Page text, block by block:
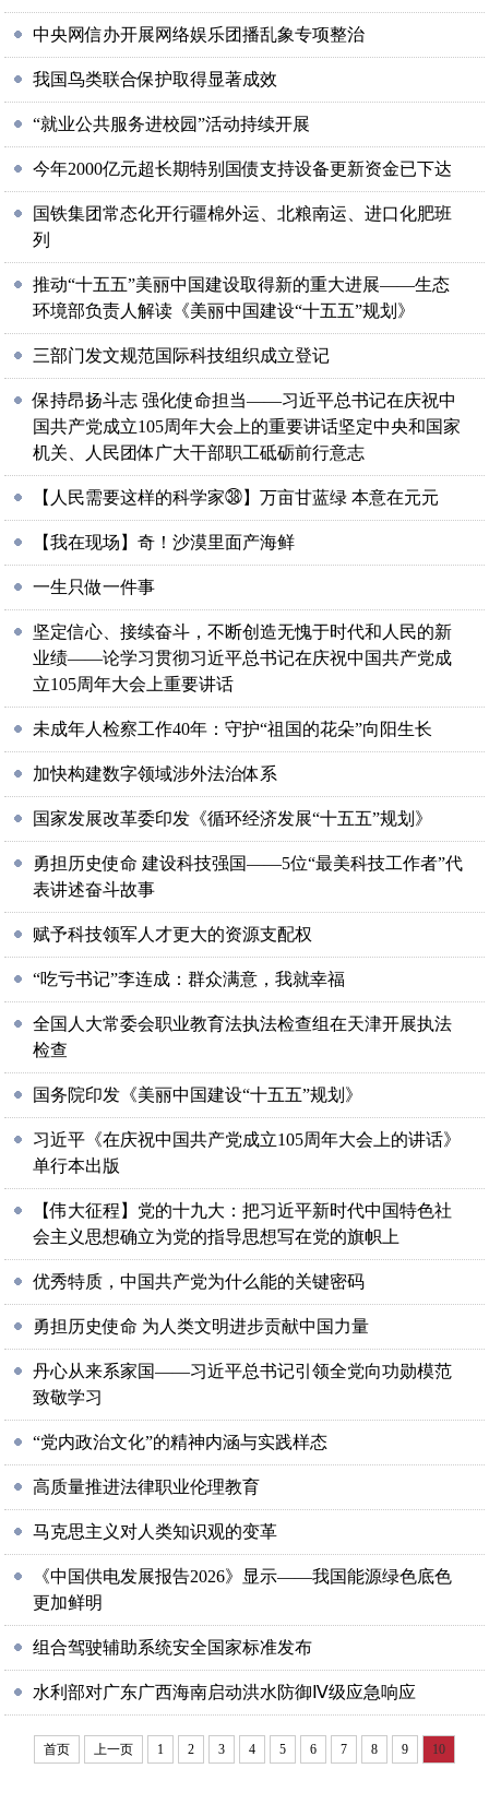
中央网信办开展网络娱乐团播乱象专项整治
我国鸟类联合保护取得显著成效
“就业公共服务进校园”活动持续开展
今年2000亿元超长期特别国债支持设备更新资金已下达
国铁集团常态化开行疆棉外运、北粮南运、进口化肥班
列
推动“十五五”美丽中国建设取得新的重大进展——生态
环境部负责人解读《美丽中国建设“十五五”规划》
三部门发文规范国际科技组织成立登记
保持昂扬斗志 强化使命担当——习近平总书记在庆祝中
国共产党成立105周年大会上的重要讲话坚定中央和国家
机关、人民团体广大干部职工砥砺前行意志
【人民需要这样的科学家㊳】万亩甘蓝绿 本意在元元
【我在现场】奇！沙漠里面产海鲜
一生只做一件事
坚定信心、接续奋斗，不断创造无愧于时代和人民的新
业绩——论学习贯彻习近平总书记在庆祝中国共产党成
立105周年大会上重要讲话
未成年人检察工作40年：守护“祖国的花朵”向阳生长
加快构建数字领域涉外法治体系
国家发展改革委印发《循环经济发展“十五五”规划》
勇担历史使命 建设科技强国——5位“最美科技工作者”代
表讲述奋斗故事
赋予科技领军人才更大的资源支配权
“吃亏书记”李连成：群众满意，我就幸福
全国人大常委会职业教育法执法检查组在天津开展执法
检查
国务院印发《美丽中国建设“十五五”规划》
习近平《在庆祝中国共产党成立105周年大会上的讲话》
单行本出版
【伟大征程】党的十九大：把习近平新时代中国特色社
会主义思想确立为党的指导思想写在党的旗帜上
优秀特质，中国共产党为什么能的关键密码
勇担历史使命 为人类文明进步贡献中国力量
丹心从来系家国——习近平总书记引领全党向功勋模范
致敬学习
“党内政治文化”的精神内涵与实践样态
高质量推进法律职业伦理教育
马克思主义对人类知识观的变革
《中国供电发展报告2026》显示——我国能源绿色底色
更加鲜明
组合驾驶辅助系统安全国家标准发布
水利部对广东广西海南启动洪水防御Ⅳ级应急响应
首页 上一页 1 2 3 4 5 6 7 8 9 10